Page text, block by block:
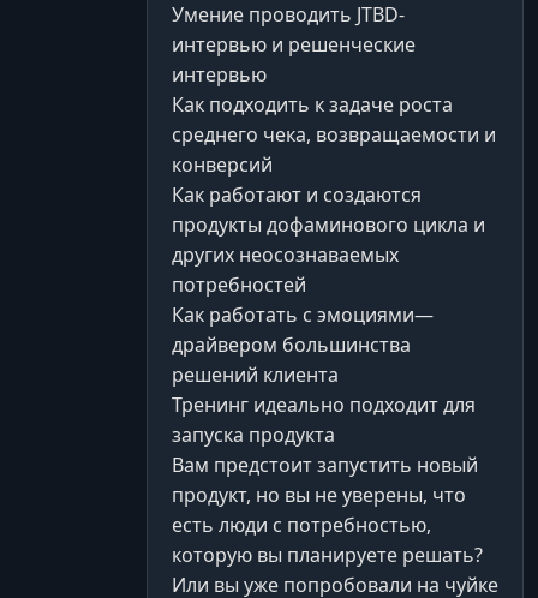
Умение проводить JTBD-
интервью и решенческие
интервью
Как подходить к задаче роста
среднего чека, возвращаемости и
конверсий
Как работают и создаются
продукты дофаминового цикла и
других неосознаваемых
потребностей
Как работать с эмоциями—
драйвером большинства
решений клиента
Тренинг идеально подходит для
запуска продукта
Вам предстоит запустить новый
продукт, но вы не уверены, что
есть люди с потребностью,
которую вы планируете решать?
Или вы уже попробовали на чуйке